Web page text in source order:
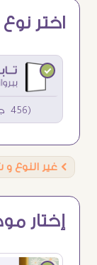
اختر نوع
(456 جنيه )
Ö غير النوع
إختار